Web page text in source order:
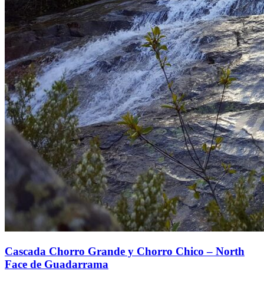
Cascada Chorro Grande y Chorro Chico – North
Face de Guadarrama